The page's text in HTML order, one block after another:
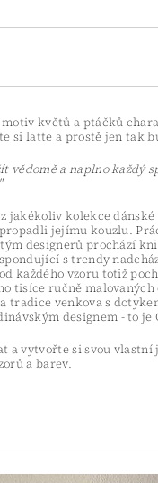
motiv květů a ptáčků
si latte a prostě jen tak
vědomě a naplno každý
jakékoliv kolekce dánské
jejímu kouzlu.
designerů prochází
s trendy
každého vzoru totiž
tisíce ručně malovaných
tradice venkova s
designem - to je
a vytvořte si svou vlastní
a barev.